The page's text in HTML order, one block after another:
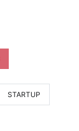
STARTUP